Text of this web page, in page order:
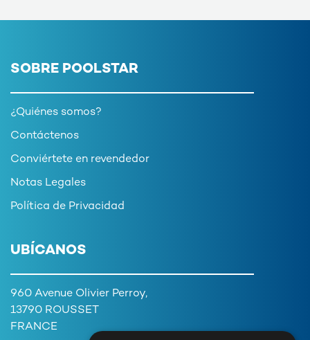
SOBRE POOLSTAR
¿Quiénes somos?
Contáctenos
Conviértete en revendedor
Notas Legales
Política de Privacidad
UBÍCANOS
960 Avenue Olivier Perroy,
13790 ROUSSET
FRANCE